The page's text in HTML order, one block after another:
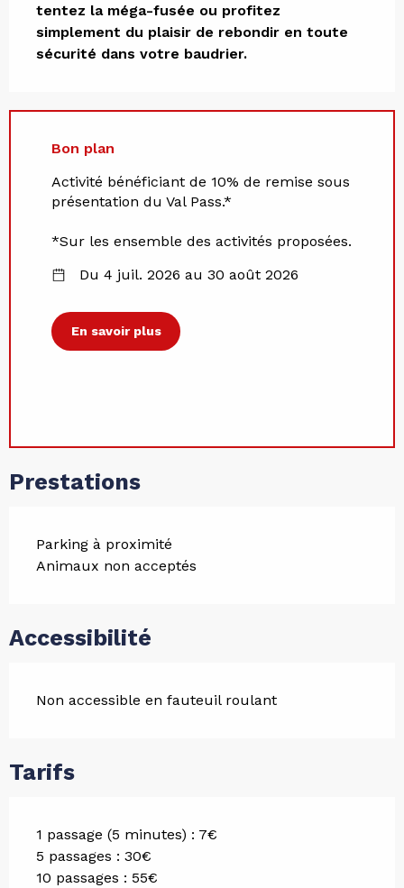
tentez la méga-fusée ou profitez
simplement du plaisir de rebondir en toute
sécurité dans votre baudrier.
Bon plan
Activité bénéficiant de 10% de remise sous
présentation du Val Pass.*
*Sur les ensemble des activités proposées.
Du 4 juil. 2026 au 30 août 2026
En savoir plus
Prestations
Parking à proximité
Animaux non acceptés
Accessibilité
Non accessible en fauteuil roulant
Tarifs
1 passage (5 minutes) : 7€
5 passages : 30€
10 passages : 55€